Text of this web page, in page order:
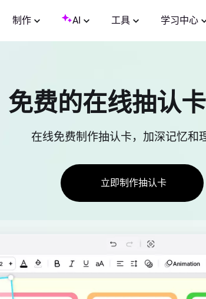
制作 AI 工具 学习中心
免费的在线抽认
在线免费制作抽认卡，加深记忆和
立即制作抽认卡